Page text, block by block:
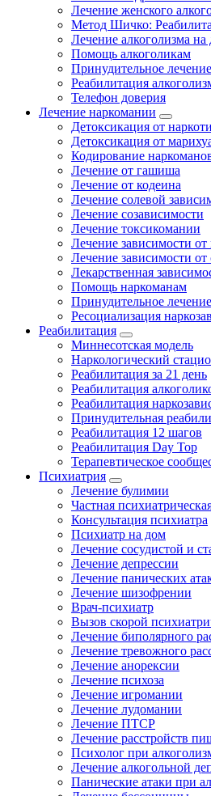
Лечение женского
Метод Шичко:
Лечение алкоголизма на
Помощь алкоголикам
Принудительное
Реабилитация
Телефон доверия
Лечение наркомании
Детоксикация от
Детоксикация от
Кодирование
Лечение от гашиша
Лечение от кодеина
Лечение солевой
Лечение созависимости
Лечение токсикомании
Лечение зависимости
Лечение зависимости от
Лекарственная
Помощь наркоманам
Принудительное
Ресоциализация
Реабилитация
Миннесотская модель
Наркологический
Реабилитация за 21 день
Реабилитация
Реабилитация
Принудительная
Реабилитация 12 шагов
Реабилитация Day Top
Терапевтическое
Психиатрия
Лечение булимии
Частная
Консультация психиатра
Психиатр на дом
Лечение сосудистой и
Лечение депрессии
Лечение панических
Лечение шизофрении
Врач-психиатр
Вызов скорой
Лечение биполярного
Лечение тревожного
Лечение анорексии
Лечение психоза
Лечение игромании
Лечение лудомании
Лечение ПТСР
Лечение расстройств
Психолог при
Лечение алкогольной
Панические атаки при